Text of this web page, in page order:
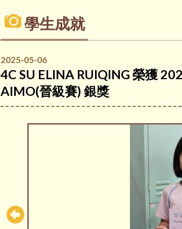
學生成就
2025-05-06
4C SU ELINA RUIQING 榮獲
AIMO(晉級賽) 銀獎